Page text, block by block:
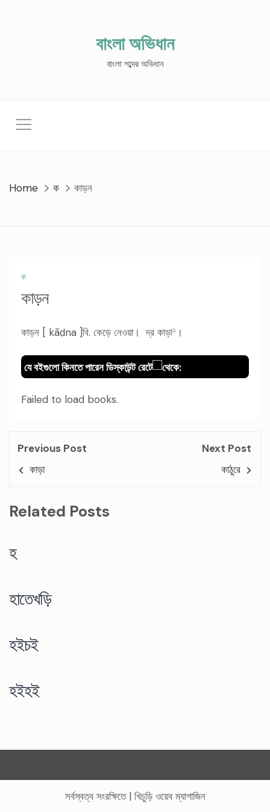
বাংলা অভিধান
বাংলা শব্দের অভিধান
Home ক কাড়ন
ক
কাড়ন
কাড়ন [ kāḍna ]বি. কেড়ে নেওয়া। দ্র কাড়া১ ।
যে বইগুলো কিনতে পারেন ডিস্কাউন্ট রেটে থেকে:
Failed to load books.
Previous Post
কাড়া
Next Post
কাঠুরে
Related Posts
হ
হাতেখড়ি
হইচই
হইহই
সর্বস্বত্ব সংরক্ষিতে | খিচুড়ি ওয়েব ম্যাগাজিন